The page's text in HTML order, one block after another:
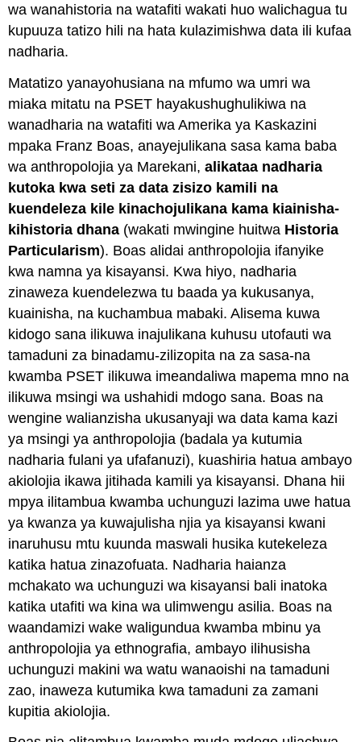
wa wanahistoria na watafiti wakati huo walichagua tu
kupuuza tatizo hili na hata kulazimishwa data ili kufaa
nadharia.
Matatizo yanayohusiana na mfumo wa umri wa
miaka mitatu na PSET hayakushughulikiwa na
wanadharia na watafiti wa Amerika ya Kaskazini
mpaka Franz Boas, anayejulikana sasa kama baba
wa anthropolojia ya Marekani,alikataa nadharia
kutoka kwa seti za data zisizo kamili na
kuendeleza kile kinachojulikana kama kiainisha-
kihistoria dhana (wakati mwingine huitwa Historia
Particularism). Boas alidai anthropolojia ifanyike
kwa namna ya kisayansi. Kwa hiyo, nadharia
zinaweza kuendelezwa tu baada ya kukusanya,
kuainisha, na kuchambua mabaki. Alisema kuwa
kidogo sana ilikuwa inajulikana kuhusu utofauti wa
tamaduni za binadamu-zilizopita na za sasa-na
kwamba PSET ilikuwa imeandaliwa mapema mno na
ilikuwa msingi wa ushahidi mdogo sana. Boas na
wengine walianzisha ukusanyaji wa data kama kazi
ya msingi ya anthropolojia (badala ya kutumia
nadharia fulani ya ufafanuzi), kuashiria hatua ambayo
akiolojia ikawa jitihada kamili ya kisayansi. Dhana hii
mpya ilitambua kwamba uchunguzi lazima uwe hatua
ya kwanza ya kuwajulisha njia ya kisayansi kwani
inaruhusu mtu kuunda maswali husika kutekeleza
katika hatua zinazofuata. Nadharia haianza
mchakato wa uchunguzi wa kisayansi bali inatoka
katika utafiti wa kina wa ulimwengu asilia. Boas na
waandamizi wake waligundua kwamba mbinu ya
anthropolojia ya ethnografia, ambayo ilihusisha
uchunguzi makini wa watu wanaoishi na tamaduni
zao, inaweza kutumika kwa tamaduni za zamani
kupitia akiolojia.